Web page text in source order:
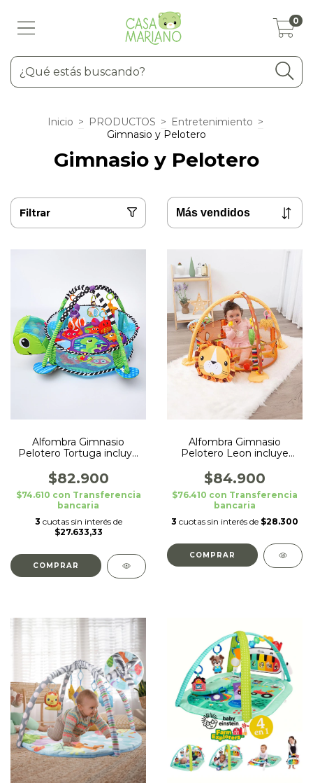
0
Inicio > PRODUCTOS > Entretenimiento >
Gimnasio y Pelotero
Gimnasio y Pelotero
Filtrar
Alfombra Gimnasio
Pelotero Tortuga incluye
$82.900
$74.610 con Transferencia
bancaria
3 cuotas sin interés de
$27.633,33
Alfombra Gimnasio
Pelotero Leon incluye
$84.900
$76.410 con Transferencia
bancaria
3 cuotas sin interés de $28.300